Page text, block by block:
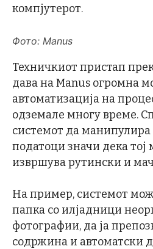
компјутерот.
Фото: Manus
Техничкиот пристап
дава на Manus огромна
автоматизација на
одземале многу време.
системот да манипулира
податоци значи дека
извршува рутински и
На пример, системот
папка со илјадници
фотографии, да ја
содржина и автоматски